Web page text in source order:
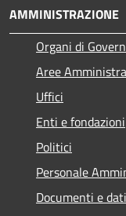
AMMINISTRAZIONE
Organi di
Aree
Uffici
Enti e fondazioni
Politici
Personale
Documenti e dati